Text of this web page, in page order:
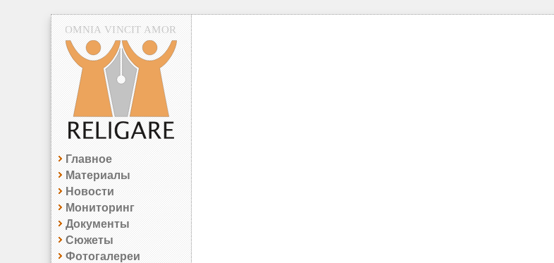
Главное
Материалы
Новости
Мониторинг
Документы
Сюжеты
Фотогалереи